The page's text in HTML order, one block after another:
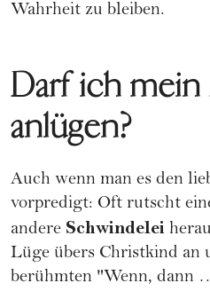
Wahrheit zu bleiben.
Darf ich
anlügen?
Auch wenn man es den
vorpredigt: Oft rutscht
andere Schwindelei
Lüge übers Christkind an
berühmten "Wenn, dann